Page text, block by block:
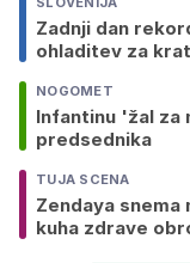
Zadnji dan
ohladitev za
NOGOMET
Infantinu 'žal za
predsednika
TUJA SCENA
Zendaya snema
kuha zdrave